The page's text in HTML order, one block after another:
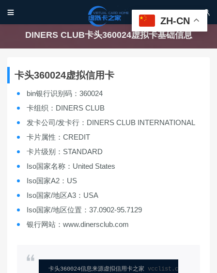
 
DINERS CLUB卡头360024虚拟卡基础信息
卡头360024虚拟信用卡
bin银行识别码：360024
卡组织：DINERS CLUB
发卡公司/发卡行：DINERS CLUB INTERNATIONAL
卡片属性：CREDIT
卡片级别：STANDARD
Iso国家名称：United States
Iso国家A2：US
Iso国家/地区A3：USA
Iso国家/地区位置：37.0902-95.7129
银行网站：www.dinersclub.com
卡头360024信息来源虚拟信用卡之家 vcclist.com
ZH-CN